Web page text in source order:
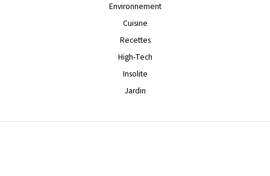
Environnement
Cuisine
Recettes
High-Tech
Insolite
Jardin